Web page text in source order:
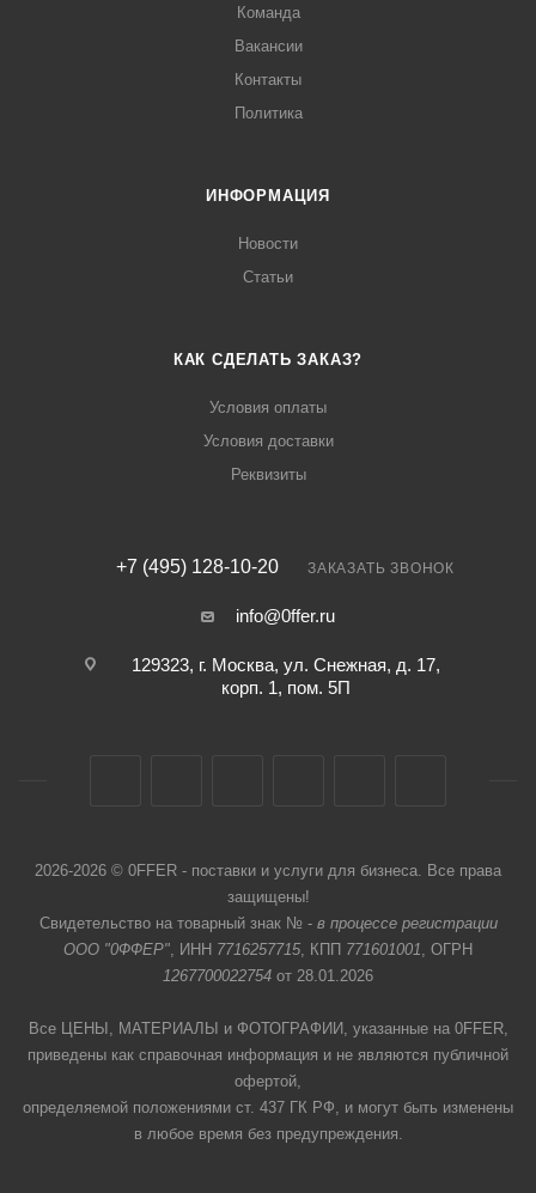
Команда
Вакансии
Контакты
Политика
ИНФОРМАЦИЯ
Новости
Статьи
КАК СДЕЛАТЬ ЗАКАЗ?
Условия оплаты
Условия доставки
Реквизиты
+7 (495) 128-10-20 ЗАКАЗАТЬ ЗВОНОК
info@0ffer.ru
129323, г. Москва, ул. Снежная, д. 17,
корп. 1, пом. 5П
2026-2026 © 0FFER - поставки и услуги для бизнеса. Все права
защищены!
Свидетельство на товарный знак № - в процессе регистрации
ООО "0ФФЕР", ИНН 7716257715, КПП 771601001, ОГРН
1267700022754 от 28.01.2026
Все ЦЕНЫ, МАТЕРИАЛЫ и ФОТОГРАФИИ, указанные на 0FFER,
приведены как справочная информация и не являются публичной
офертой,
определяемой положениями ст. 437 ГК РФ, и могут быть изменены
в любое время без предупреждения.